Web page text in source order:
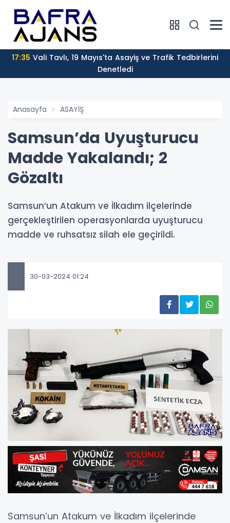
17:35
Denetledi
Anasayfa ASAYİŞ
Samsun’da Uyuşturucu
Madde Yakalandı; 2
Gözaltı
Samsun’un Atakum ve İlkadım ilçelerinde
gerçekleştirilen operasyonlarda uyuşturucu
madde ve ruhsatsız silah ele geçirildi.
30-03-2024 01:24
Samsun’un Atakum ve İlkadım ilçelerinde